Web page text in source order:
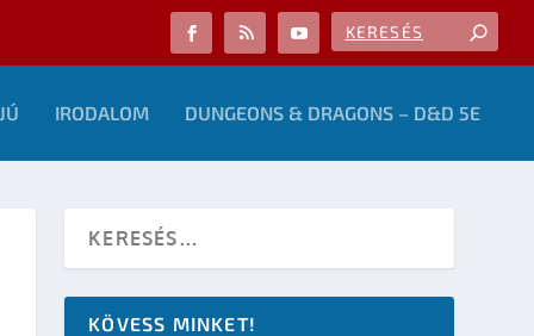
IRODALOM DUNGEONS & DRAGONS – D&D 5E
KÖVESS MINKET!